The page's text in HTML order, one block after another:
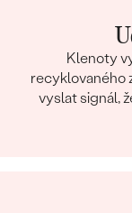
Klenoty
recyklovaného
vyslat signál,